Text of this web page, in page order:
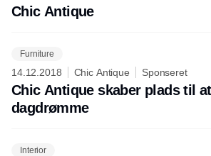
Chic Antique
Furniture
14.12.2018 Chic Antique Sponseret
Chic Antique skaber plads til at
dagdrømme
Interior